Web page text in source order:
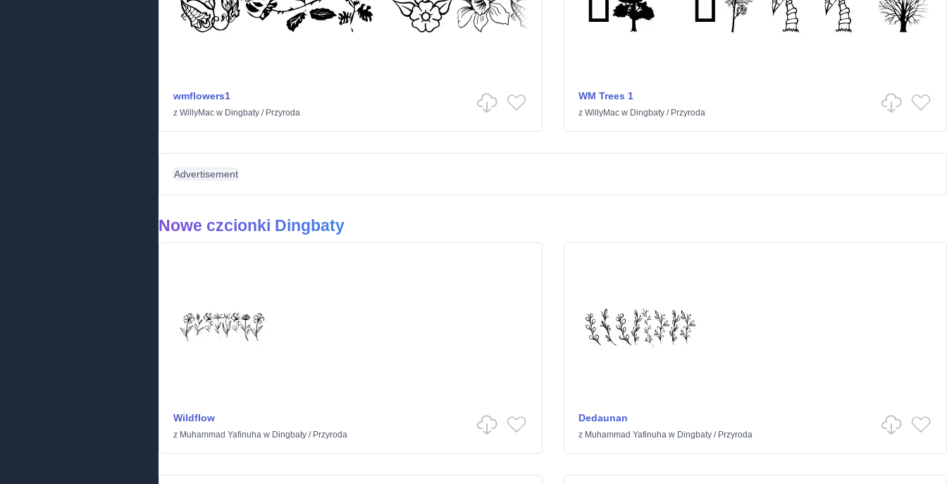
wmflowers1
z WillyMac w Dingbaty / Przyroda
WM Trees 1
z WillyMacw Dingbaty/ Przyroda
Advertisement
Nowe czcionki Dingbaty
Wildflow
z Muhammad Yafinuha w Dingbaty / Przyroda
Dedaunan
z Muhammad Yafinuhaw Dingbaty/ Przyroda